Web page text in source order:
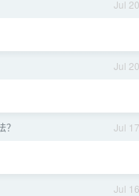
Jul 20
Jul 20
Jul 17
Jul 16